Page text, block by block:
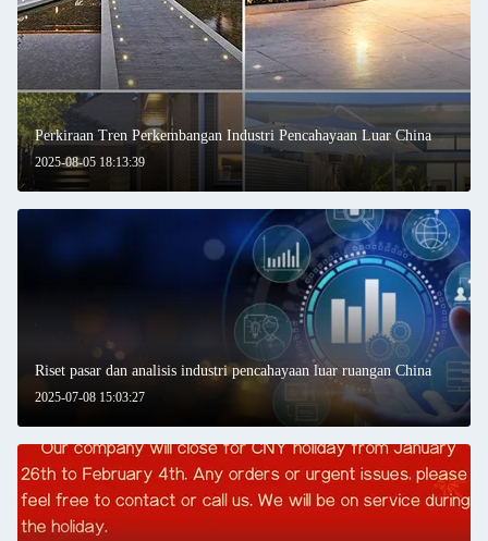
2025-08-05 18:13:39
Perkiraan Tren Perkembangan Industri Pencahayaan Luar China
2025-07-08 15:03:27
Riset pasar dan analisis industri pencahayaan luar ruangan China